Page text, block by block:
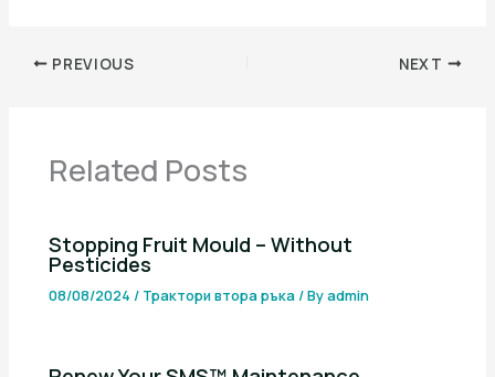
PREVIOUS NEXT
Related Posts
Stopping Fruit Mould – Without
Pesticides
08/08/2024/ Трактори втора ръка/ Byadmin